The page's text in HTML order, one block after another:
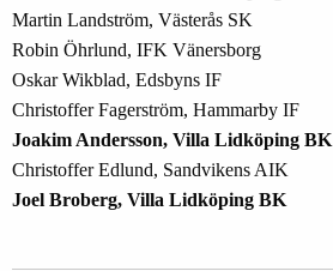
Martin Landström, Västerås SK
Robin Öhrlund, IFK Vänersborg
Oskar Wikblad, Edsbyns IF
Christoffer Fagerström, Hammarby IF
Joakim Andersson, Villa Lidköping BK
Christoffer Edlund, Sandvikens AIK
Joel Broberg, Villa Lidköping BK